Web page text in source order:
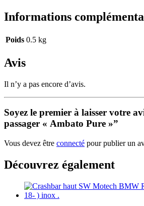
Informations
Poids 0.5 kg
Avis
Il n’y a pas encore d’avis.
Soyez le premier à laisser votre
passager « Ambato Pure »”
Vous devez être connecté pour publier un
Découvrez également